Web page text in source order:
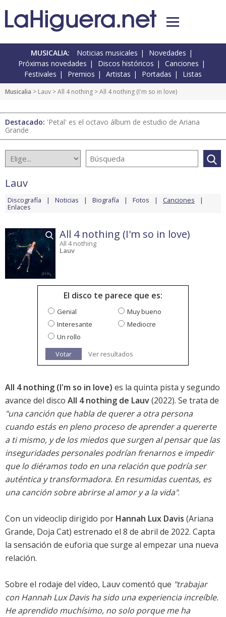
MUSICALIA: Noticias musicales
Novedades
Próximas novedades
Discos históricos
Canciones
Festivales
Premios Artistas Portadas Listas
Musicalia > Lauv >All 4 nothing > All 4 nothing (I'm so in love)
Destacado: 'Petal' es el octavo álbum de estudio de Ariana
Grande
Lauv
Discografía Noticias Biografía Fotos Canciones
Enlaces
All 4 nothing (I'm so in love)
All 4 nothing
Lauv
El disco te parece que es:
Genial
Muy bueno
Interesante
Mediocre
Un rollo
Votar
Ver resultados
All 4 nothing (I'm so in love) es la quinta pista y segundo
avance del disco All 4 nothing de Lauv(2022). Se trata de
"una canción que habla de querer a otra persona
cuando estás en pleno proceso de aprender a quererte
a ti mismo, y de los miedos que surgen al pensar que las
inseguridades personales podrían frenarnos e impedir
que lo diéramos todo en una relación que podría ser
auténtica y transformadora. En resumidas cuentas, es
una canción sobre abrirse al amor y a la vida".
Con un videoclip dirigido por Hannah Lux Davis (Ariana
Grande, Doja Cat) estrenado el 8 de abril de 2022. Capta
la sensación de euforia que surge al empezar una nueva
relación.
Sobre el rodaje del vídeo, Lauv comentó que "trabajar
con Hannah Lux Davis ha sido una experiencia increíble.
He aprendido muchísimo, no solo porque me ha